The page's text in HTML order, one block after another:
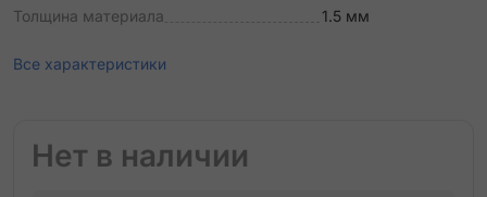
Толщина материала
1.5 мм
Все характеристики
Нет в наличии